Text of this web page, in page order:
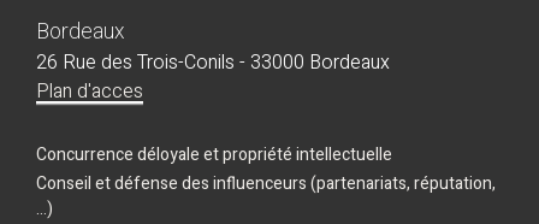
Bordeaux
26 Rue des Trois-Conils - 33000 Bordeaux
Plan d'acces
Concurrence déloyale et propriété intellectuelle
Conseil et défense des influenceurs (partenariats, réputation,
...)